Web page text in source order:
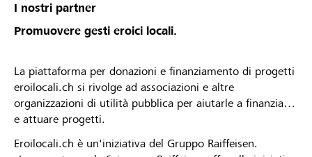
I nostri partner
Promuovere gesti eroici locali.
La piattaforma per donazioni e finanziamento di progetti
eroilocali.ch si rivolge ad associazioni e altre
organizzazioni di utilità pubblica per aiutarle a finanziare
e attuare progetti.
Eroilocali.ch è un'iniziativa del Gruppo Raiffeisen.